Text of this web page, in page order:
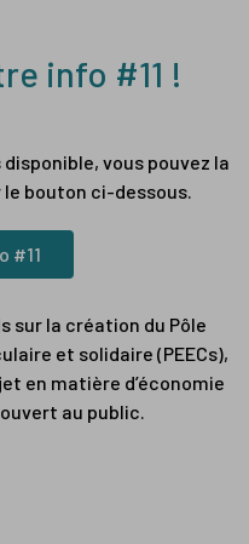
info #11 !
vous pouvez la
bouton ci-dessous.
#11
sur la création du Pôle
et solidaire (PEECs),
en matière d’économie
au public.